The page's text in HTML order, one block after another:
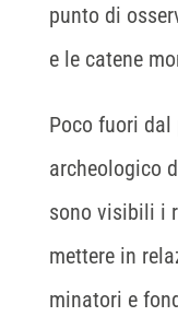
punto di
e le catene
Poco fuori
archeologico
sono visibili i
mettere in
minatori e